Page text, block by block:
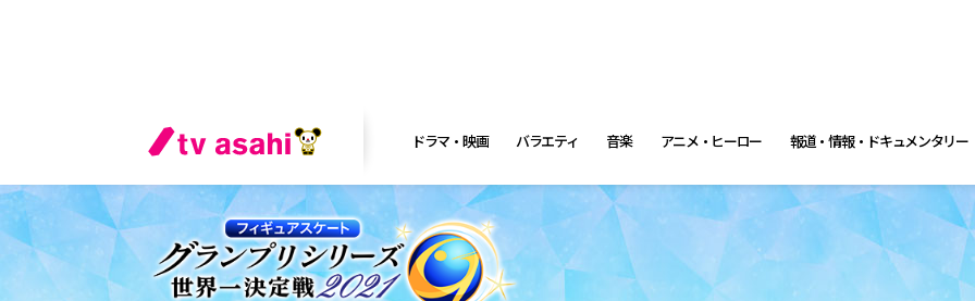
ドラマ・映画 バラエティ 音楽 アニメ・ヒーロー 報道・情報・ドキュメンタリー